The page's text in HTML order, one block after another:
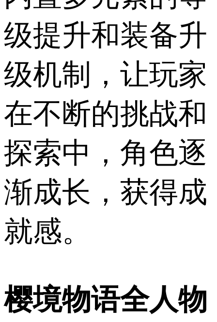
级提升和装备升
级机制，让玩家
在不断的挑战和
探索中，角色逐
渐成长，获得成
就感。
樱境物语全人物